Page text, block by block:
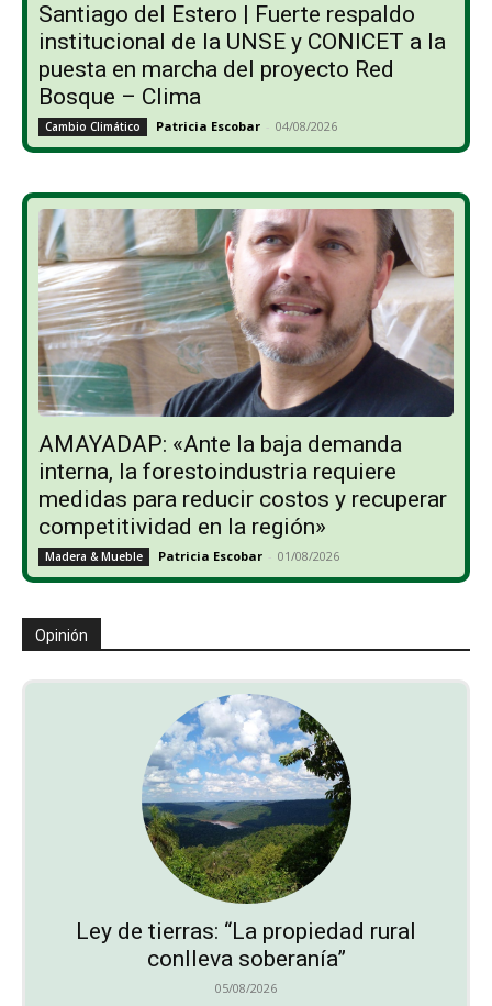
Santiago del Estero | Fuerte respaldo
institucional de la UNSE y CONICET a la
puesta en marcha del proyecto Red
Bosque – Clima
Cambio Climático Patricia Escobar - 04/08/2026
AMAYADAP: «Ante la baja demanda
interna, la forestoindustria requiere
medidas para reducir costos y recuperar
competitividad en la región»
Madera & Mueble Patricia Escobar - 01/08/2026
Opinión
Ley de tierras: “La propiedad rural
conlleva soberanía”
05/08/2026